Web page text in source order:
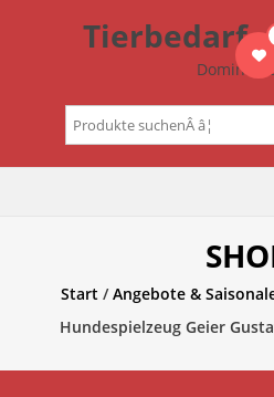
Tierbedarf
Dominik
Suchen
nach:
Start /Angebote &
Hundespielzeug Geier